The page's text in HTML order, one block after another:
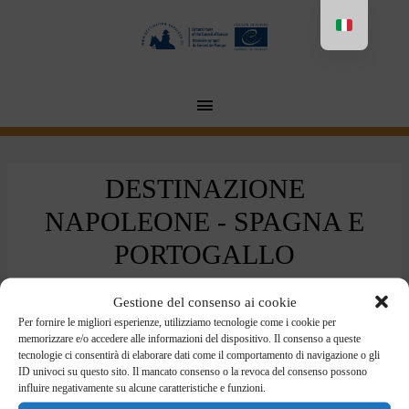
Gestione del consenso ai cookie
Per fornire le migliori esperienze, utilizziamo tecnologie come i cookie per
memorizzare e/o accedere alle informazioni del dispositivo. Il consenso a queste
tecnologie ci consentirà di elaborare dati come il comportamento di navigazione o gli
ID univoci su questo sito. Il mancato consenso o la revoca del consenso possono
influire negativamente su alcune caratteristiche e funzioni.
MENU
PRINCIPAL
DESTINAZIONE
NAPOLEONE - SPAGNA E
PORTOGALLO